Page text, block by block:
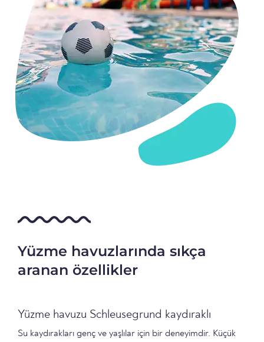
Yüzme havuzlarında sıkça
aranan özellikler
Yüzme havuzu Schleusegrund kaydıraklı
Su kaydırakları genç ve yaşlılar için bir deneyimdir. Küçük